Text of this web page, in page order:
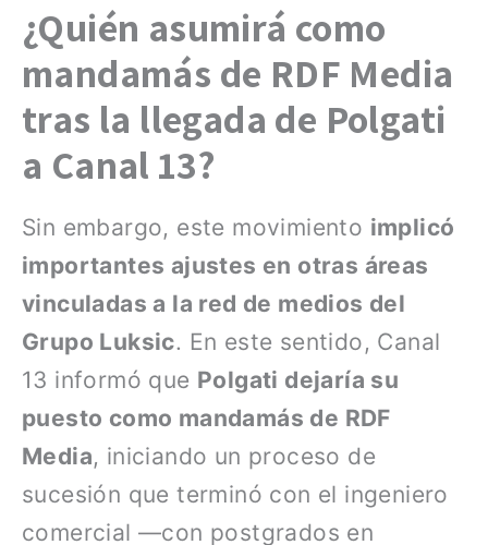
¿Quién asumirá como
mandamás de RDF Media
tras la llegada de Polgati
a Canal 13?
Sin embargo, este movimiento implicó
importantes ajustes en otras áreas
vinculadas a la red de medios del
Grupo Luksic. En este sentido, Canal
13 informó que Polgati dejaría su
puesto como mandamás de RDF
Media, iniciando un proceso de
sucesión que terminó con el ingeniero
comercial —con postgrados en